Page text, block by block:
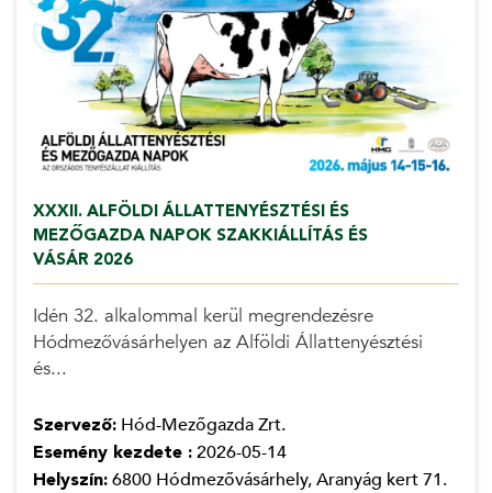
XXXII. ALFÖLDI ÁLLATTENYÉSZTÉSI ÉS
MEZŐGAZDA NAPOK SZAKKIÁLLÍTÁS ÉS
VÁSÁR 2026
Idén 32. alkalommal kerül megrendezésre
Hódmezővásárhelyen az Alföldi Állattenyésztési
és...
Szervező:Hód-Mezőgazda Zrt.
Esemény kezdete :2026-05-14
Helyszín:6800 Hódmezővásárhely, Aranyág kert 71.